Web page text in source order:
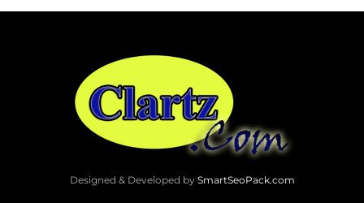
Designed & Developed by SmartSeoPack.com